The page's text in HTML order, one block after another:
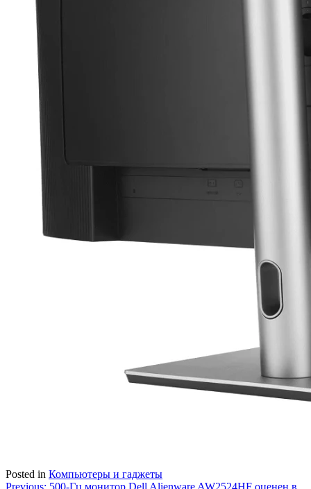
Posted in Компьютеры и гаджеты
Previous: 500-Гц монитор Dell Alienware AW2524HF оценен в